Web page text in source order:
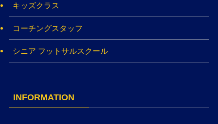
キッズクラス
コーチングスタッフ
シニア フットサルスクール
INFORMATION